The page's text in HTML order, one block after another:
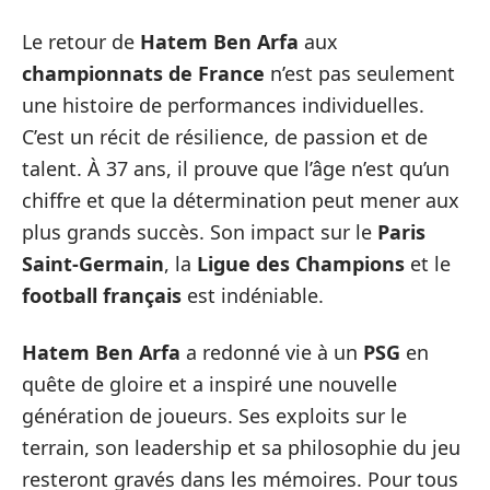
Le retour de Hatem Ben Arfa aux
championnats de France n’est pas seulement
une histoire de performances individuelles.
C’est un récit de résilience, de passion et de
talent. À 37 ans, il prouve que l’âge n’est qu’un
chiffre et que la détermination peut mener aux
plus grands succès. Son impact sur le Paris
Saint-Germain, la Ligue des Champions et le
football français est indéniable.
Hatem Ben Arfa a redonné vie à un PSG en
quête de gloire et a inspiré une nouvelle
génération de joueurs. Ses exploits sur le
terrain, son leadership et sa philosophie du jeu
resteront gravés dans les mémoires. Pour tous